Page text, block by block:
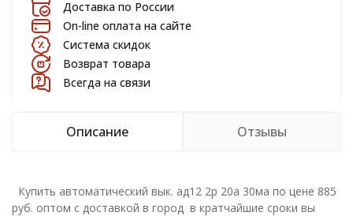
Доставка по России
On-line оплата на сайте
Система скидок
Возврат товара
Всегда на связи
Описание Отзывы
Купить автоматический вык. ад12 2р 20а 30ма по цене 885
руб. оптом с доставкой в город в кратчайшие сроки вы